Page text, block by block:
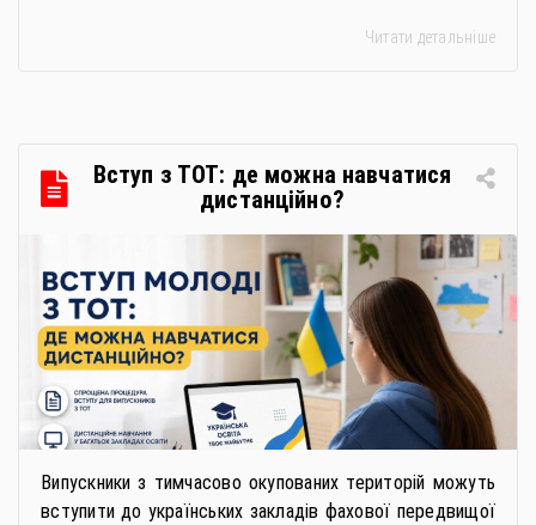
закупівлях: як сформувати вимоги та обрати безпечну і
Читати детальніше
Вступ з ТОТ: де можна навчатися
дистанційно?
Випускники з тимчасово окупованих територій можуть
вступити до українських закладів фахової передвищої